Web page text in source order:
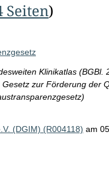
Seiten)
Klinikatlas (BGBl.
zur Förderung der
(DGIM) (R004118) am